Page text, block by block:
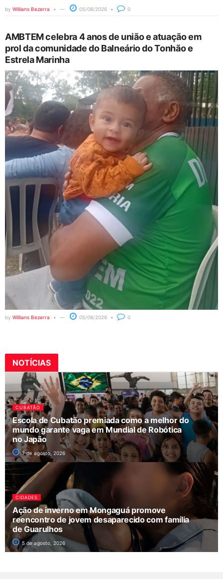
by Willians Bezerra 05/08/2026 0
AMBTEM celebra 4 anos de união e atuação em
prol da comunidade do Balneário do Tonhão e
Estrela Marinha
by Willians Bezerra 05/08/2026 0
NOTÍCIAS
CUBATÃO
Escola de Cubatão premiada como a melhor do
mundo garante vaga em Mundial de Robótica
no Japão
7 de agosto, 2026
CIDADES
Ação de inverno em Mongaguá promove
reencontro de jovem desaparecido com família
de Guarulhos
5 de agosto, 2026